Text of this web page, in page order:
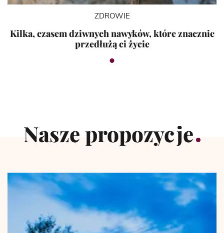
ZDROWIE
Kilka, czasem dziwnych nawyków, które znacznie
przedłużą ci życie
Nasze propozycje